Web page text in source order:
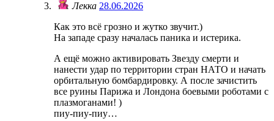
Лекка 28.06.2026
Как это всё грозно и жутко звучит.)
На западе сразу началась паника и истерика.
А ещё можно активировать Звезду смерти и
нанести удар по территории стран НАТО и начать
орбитальную бомбардировку. А после зачистить
все руины Парижа и Лондона боевыми роботами с
плазмоганами! )
пиу-пиу-пиу…